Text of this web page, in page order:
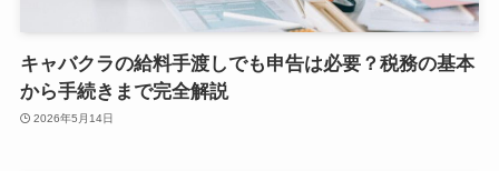
キャバクラの給料手渡しでも申告は必要？税務の基本
から手続きまで完全解説
2026年5月14日